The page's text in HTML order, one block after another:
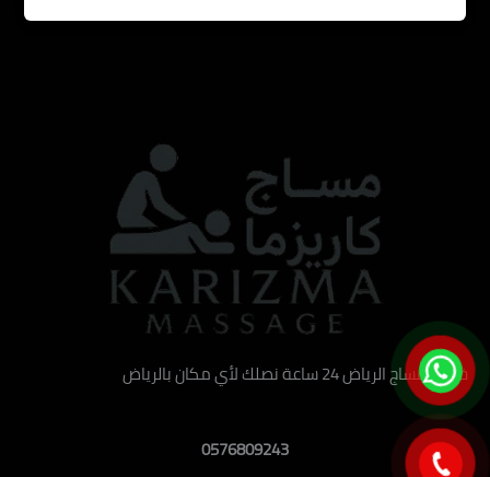
خدمة مساج الرياض 24 ساعة نصلك لأي مكان بالرياض
0576809243